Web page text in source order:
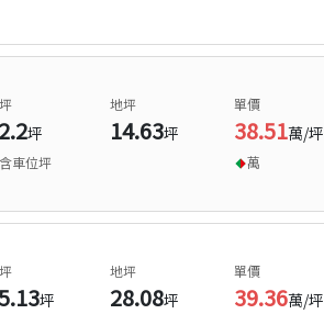
坪
含車位坪
地坪
14.63坪
單價
38.51萬/坪
萬
坪
地坪
28.08坪
單價
39.36萬/坪